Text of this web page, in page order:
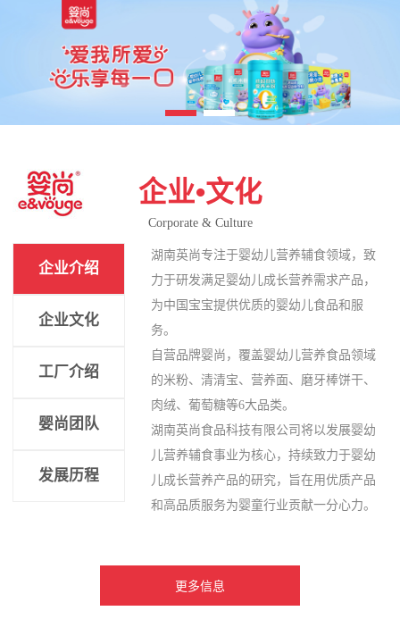
企业•文化
Corporate & Culture
企业介绍
企业文化
工厂介绍
婴尚团队
发展历程
湖南英尚专注于婴幼儿营养辅食领域，致
力于研发满足婴幼儿成长营养需求产品，
为中国宝宝提供优质的婴幼儿食品和服
务。
自营品牌婴尚，覆盖婴幼儿营养食品领域
的米粉、清清宝、营养面、磨牙棒饼干、
肉绒、葡萄糖等6大品类。
湖南英尚食品科技有限公司将以发展婴幼
儿营养辅食事业为核心，持续致力于婴幼
儿成长营养产品的研究，旨在用优质产品
和高品质服务为婴童行业贡献一分心力。
更多信息